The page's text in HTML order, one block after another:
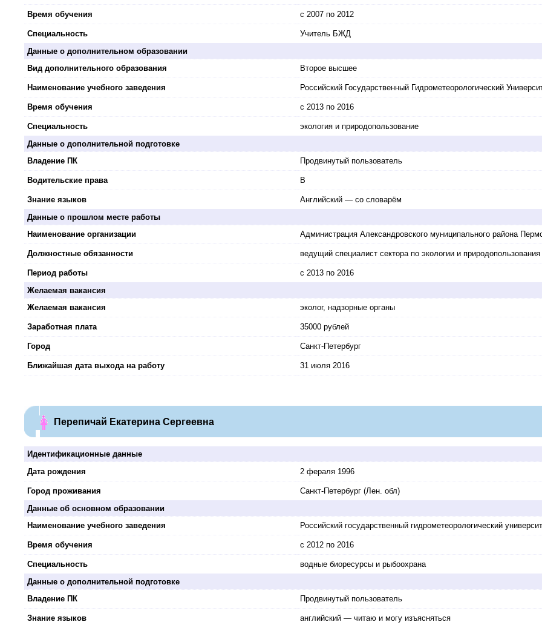
Время обучения с 2007 по 2012
Специальность
Учитель БЖД
Данные о дополнительном образовании
Вид дополнительного образования
Второе высшее
Наименование учебного заведения Российский Государственный Гидрометеорологический
Время обучения с 2013 по 2016
Специальность
экология и природопользование
Данные о дополнительной подготовке
Владение ПК
Продвинутый пользователь
Водительские права B
Знание языков
Английский — со словарём
Данные о прошлом месте работы
Наименование организации
Администрация Александровского муниципального района
Должностные обязанности ведущий специалист сектора по экологии и природопользования
Период работы
с 2013 по 2016
Желаемая вакансия
Желаемая вакансия
эколог, надзорные органы
Заработная плата 35000 рублей
Город Санкт-Петербург
Ближайшая дата выхода на работу 31 июля 2016
Перепичай Екатерина Сергеевна
Идентификационные данные
Дата рождения
2 фераля 1996
Город проживания
Санкт-Петербург (Лен. обл)
Данные об основном образовании
Наименование учебного заведения
Российский государственный гидрометеорологический
Время обучения с 2012 по 2016
Специальность
водные биоресурсы и рыбоохрана
Данные о дополнительной подготовке
Владение ПК
Продвинутый пользователь
Знание языков английский — читаю и могу изъясняться